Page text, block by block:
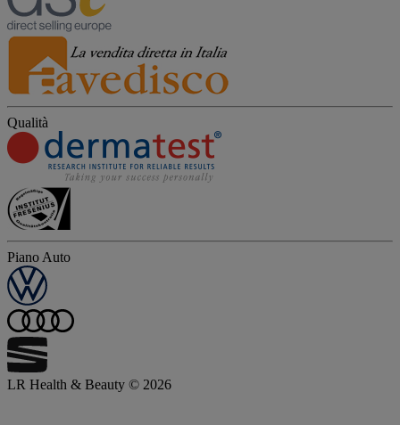
Qualità
Piano Auto
LR Health & Beauty © 2026